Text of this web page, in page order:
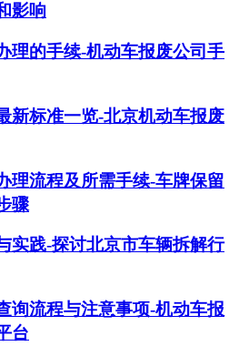
影响
理的手续-机动车报废公司手
新标准一览-北京机动车报废
理流程及所需手续-车牌保留
骤
实践-探讨北京市车辆拆解行
询流程与注意事项-机动车报
台